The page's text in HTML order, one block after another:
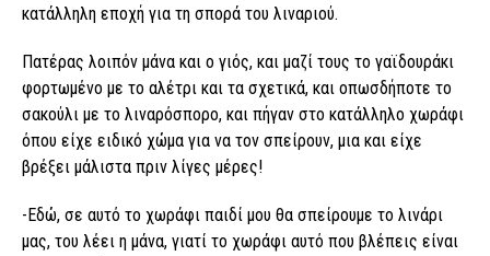
κατάλληλη εποχή για τη σπορά του λιναριού.
Πατέρας λοιπόν μάνα και ο γιός, και μαζί τους το γαϊδουράκι
φορτωμένο με το αλέτρι και τα σχετικά, και οπωσδήποτε το
σακούλι με το λιναρόσπορο, και πήγαν στο κατάλληλο χωράφι
όπου είχε ειδικό χώμα για να τον σπείρουν, μια και είχε
βρέξει μάλιστα πριν λίγες μέρες!
-Εδώ, σε αυτό το χωράφι παιδί μου θα σπείρουμε το λινάρι
μας, του λέει η μάνα, γιατί το χωράφι αυτό που βλέπεις είναι